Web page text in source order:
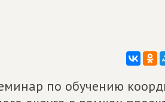
по обучению